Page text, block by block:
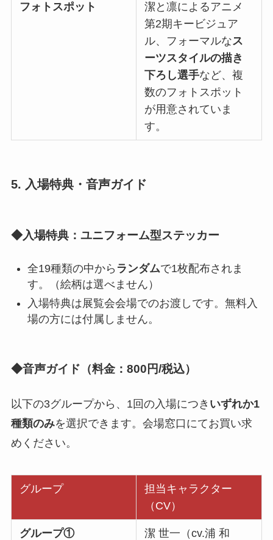
フォトスポット
潔と凛によるアニメ
第2期キービジュア
ル、フォーマルなス
ーツスタイルの描き
下ろし選手など、複
数のフォトスポット
が用意されていま
す。
5. 入場特典・音声ガイド
◆入場特典：ユニフォーム型ステッカー
全19種類の中から ランダムで1枚配布されま
す。（絵柄は選べません）
入場特典は展覧会会場でのお渡しです。無料入
場の方には付属しません。
◆音声ガイド（料金：800円/税込）
以下の3グループから、1回の入場につき いずれか1
種類のみを選択できます。会場窓口にてお買い求
めください。
グループ
担当キャラクター
（CV）
グループ①
潔 世一（cv.浦 和